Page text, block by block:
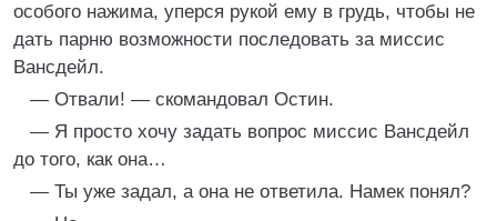
особого нажима, уперся рукой ему в грудь, чтобы не
дать парню возможности последовать за миссис
Вансдейл.
— Отвали! — скомандовал Остин.
— Я просто хочу задать вопрос миссис Вансдейл
до того, как она…
— Ты уже задал, а она не ответила. Намек понял?